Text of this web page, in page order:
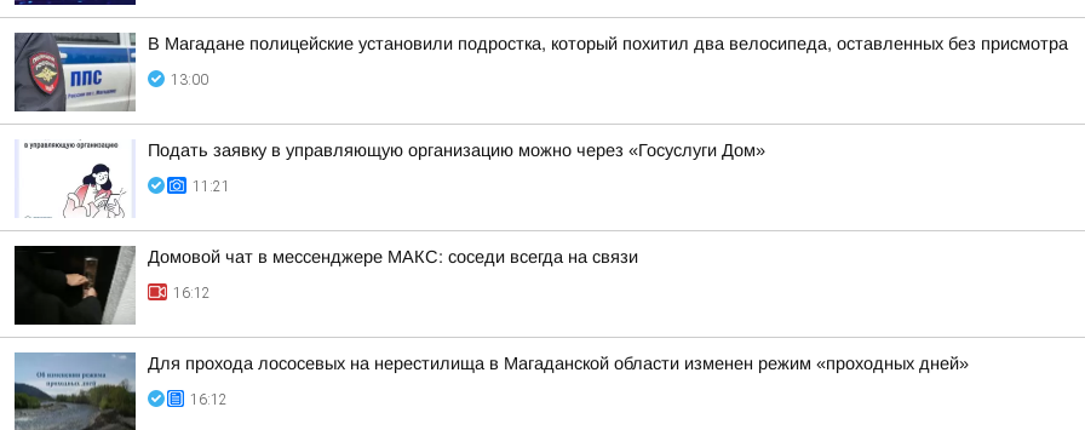
В Магадане полицейские установили подростка, который похитил два велосипеда, оставленных без присмотра
13:00
Подать заявку в управляющую организацию можно через «Госуслуги Дом»
11:21
Домовой чат в мессенджере MAКС: соседи всегда на связи
16:12
Для прохода лососевых на нерестилища в Магаданской области изменен режим «проходных дней»
16:12